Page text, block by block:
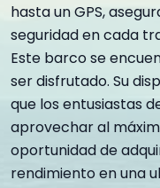
hasta un GPS,
seguridad en cada
Este barco se
ser disfrutado. Su
que los entusiastas
aprovechar al
oportunidad de
rendimiento en una